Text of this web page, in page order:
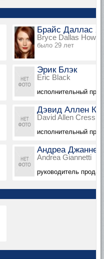
Брайс Даллас
Bryce Dallas
было 29 лет
Эрик Блэк
Eric Black
исполнительный
Дэвид Аллен
David Allen Cress
исполнительный
Андреа
Andrea Giannetti
руководитель